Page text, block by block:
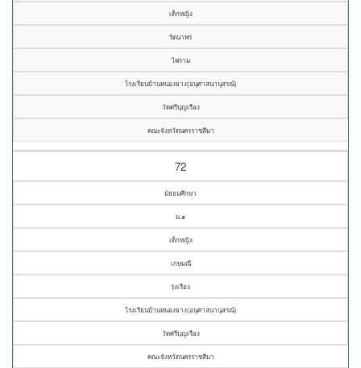
เด็กหญิง
รัตนาพร
ไพราม
โรงเรียนบ้านหนองยาง(อนุศาสนานุสรณ์)
วัดศรีบุญเรือง
คณะจังหวัดนครราชสีมา
72
มัธยมศึกษา
ม.๑
เด็กหญิง
เกษมณี
รุ่งเรือง
โรงเรียนบ้านหนองยาง(อนุศาสนานุสรณ์)
วัดศรีบุญเรือง
คณะจังหวัดนครราชสีมา